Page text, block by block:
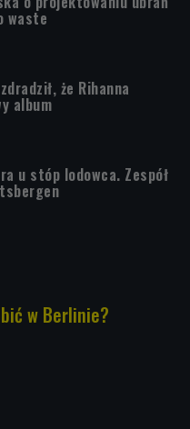
waste
że Rihanna
album
u stóp lodowca. Zespół
w Berlinie?